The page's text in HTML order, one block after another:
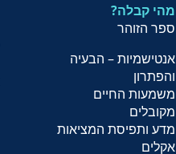
מהי קבלה?
ספר הזוהר
אנטישמיות – הבעיה
והפתרון
משמעות החיים
מקובלים
מדע ותפיסת המציאות
אקלים